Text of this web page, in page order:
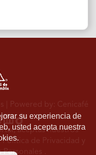
su experiencia de
usted acepta nuestra
| Powered by: Cenicafé
aceptas nuestros
Política de Privacidad y
Personales